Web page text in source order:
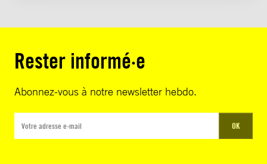
Rester informé·e
Abonnez-vous à notre newsletter hebdo.
OK